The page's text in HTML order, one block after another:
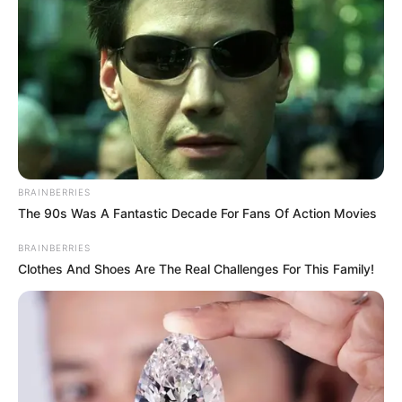
Glenn Fredly sebagai Seniman Jalanan
Sonny Tulung sebagai Presenter Family 1000
David Saragih sebagai Bos CCTV
OST (Original Soundtrack)
Kembali Pulih Lagi –Danilla Riyadi
Trailer
BRAINBERRIES
The 90s Was A Fantastic Decade For Fans Of Action Movies
BRAINBERRIES
Clothes And Shoes Are The Real Challenges For This Family!